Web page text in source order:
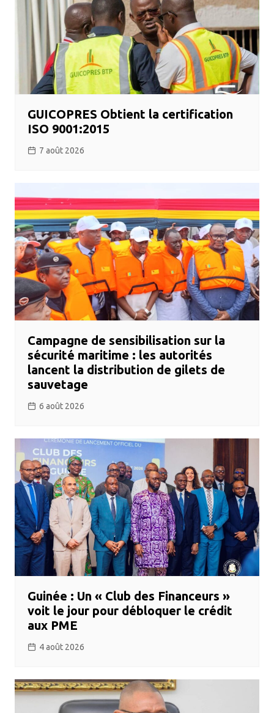
GUICOPRES Obtient la certification
ISO 9001:2015
7 août 2026
Campagne de sensibilisation sur la
sécurité maritime : les autorités
lancent la distribution de gilets de
sauvetage
6 août 2026
Guinée : Un « Club des Financeurs »
voit le jour pour débloquer le crédit
aux PME
4 août 2026